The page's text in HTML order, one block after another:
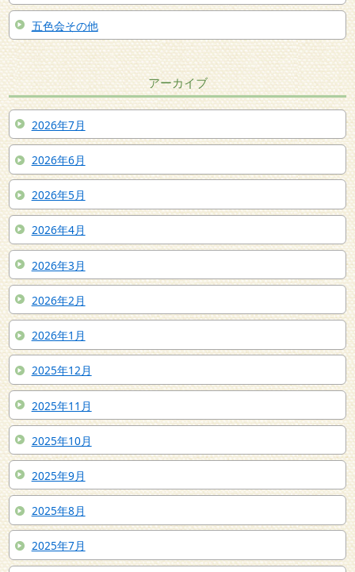
五色会その他
アーカイブ
2026年7月
2026年6月
2026年5月
2026年4月
2026年3月
2026年2月
2026年1月
2025年12月
2025年11月
2025年10月
2025年9月
2025年8月
2025年7月